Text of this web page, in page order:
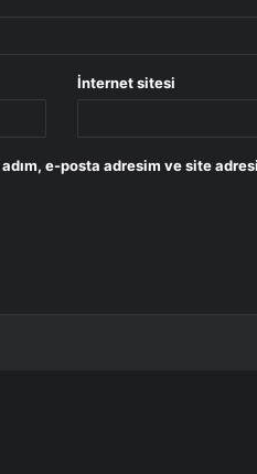
İnternet sitesi
e-posta adresim ve site